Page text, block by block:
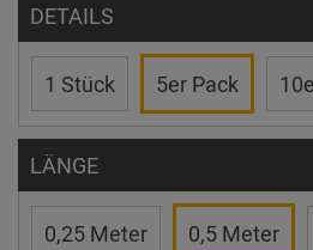
DETAILS
1 Stück 5er Pack
LÄNGE
0,25 Meter 0,5 Meter